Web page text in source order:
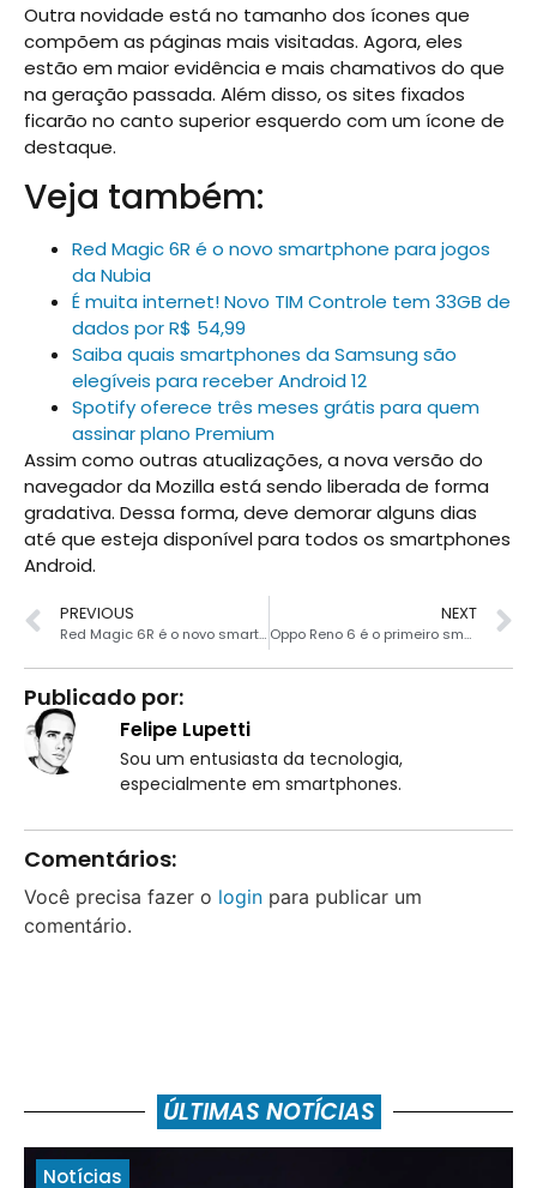
Outra novidade está no tamanho dos ícones que
compõem as páginas mais visitadas. Agora, eles
estão em maior evidência e mais chamativos do que
na geração passada. Além disso, os sites fixados
ficarão no canto superior esquerdo com um ícone de
destaque.
Veja também:
Red Magic 6R é o novo smartphone para jogos
da Nubia
É muita internet! Novo TIM Controle tem 33GB de
dados por R$ 54,99
Saiba quais smartphones da Samsung são
elegíveis para receber Android 12
Spotify oferece três meses grátis para quem
assinar plano Premium
Assim como outras atualizações, a nova versão do
navegador da Mozilla está sendo liberada de forma
gradativa. Dessa forma, deve demorar alguns dias
até que esteja disponível para todos os smartphones
Android.
PREVIOUS
Red Magic 6R é o novo smartphone para jogos da Nubia
NEXT
Oppo Reno 6 é o primeiro smartphone do mundo com Dimensity 900
Publicado por:
Felipe Lupetti
Sou um entusiasta da tecnologia,
especialmente em smartphones.
Comentários:
Você precisa fazer o login para publicar um
comentário.
ÚLTIMAS NOTÍCIAS
Notícias